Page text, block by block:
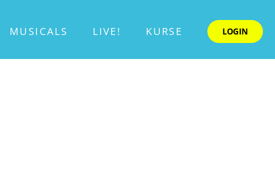
MUSICALS LIVE! KURSE LOGIN